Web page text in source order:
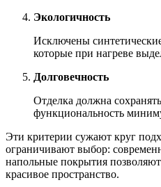
Экологичность
Исключены
которые при нагреве
Долговечность
Отделка должна
функциональность
Эти критерии сужают круг
ограничивают выбор:
напольные покрытия позволяют
красивое пространство.